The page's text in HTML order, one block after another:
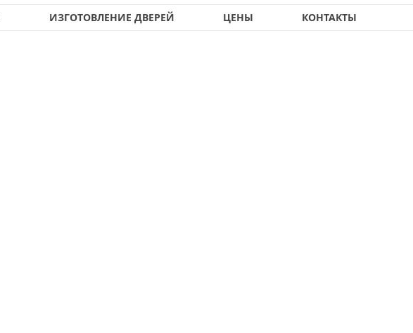
ИЗГОТОВЛЕНИЕ ДВЕРЕЙ ЦЕНЫ КОНТАКТЫ